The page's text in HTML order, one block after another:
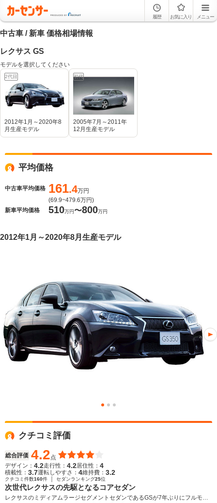
履歴 お気に入り メニュー
中古車 / 新車 価格相場情報
レクサス GS
モデルを選択してください
2代目
2012年1月～2020年8
月生産モデル
初代
2005年7月～2011年
12月生産モデル
平均価格
中古車平均価格 161.4万円
(69.9~479.6万円)
新車平均価格
510万円 〜800万円
2012年1月～2020年8月生産モデル
クチコミ評価
総合評価 4.2点
デザイン： 4.2走行性： 4.2居住性： 4
積載性： 3.7運転しやすさ： 4維持費： 3.2
クチコミ件数160件 セダンランキング25位
次世代レクサスの先駆となるコアセダン
レクサスのミディアムラージセグメントセダンであるGSが7年ぶりにフルモデ